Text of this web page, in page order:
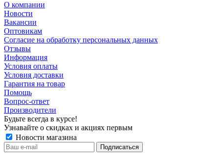
О компании
Новости
Вакансии
Оптовикам
Cогласие на обработку персональных данных
Отзывы
Информация
Условия оплаты
Условия доставки
Гарантия на товар
Помощь
Вопрос-ответ
Производители
Будьте всегда в курсе!
Узнавайте о скидках и акциях первым
Новости магазина